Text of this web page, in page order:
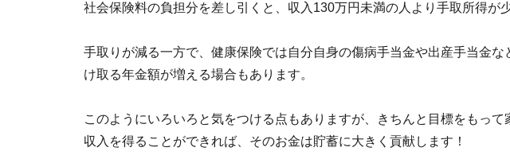
社会保険料の負担分を差し引くと、収入130万円未満の人より手取所得が
手取りが減る一方で、健康保険では自分自身の傷病手当金や出産手当金な
け取る年金額が増える場合もあります。
このようにいろいろと気をつける点もありますが、きちんと目標をもって
収入を得ることができれば、そのお金は貯蓄に大きく貢献します！